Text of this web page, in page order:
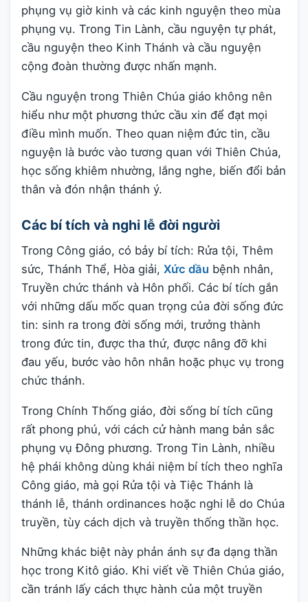
phụng vụ giờ kinh và các kinh nguyện theo mùa
phụng vụ. Trong Tin Lành, cầu nguyện tự phát,
cầu nguyện theo Kinh Thánh và cầu nguyện
cộng đoàn thường được nhấn mạnh.
Cầu nguyện trong Thiên Chúa giáo không nên
hiểu như một phương thức cầu xin để đạt mọi
điều mình muốn. Theo quan niệm đức tin, cầu
nguyện là bước vào tương quan với Thiên Chúa,
học sống khiêm nhường, lắng nghe, biến đổi bản
thân và đón nhận thánh ý.
Các bí tích và nghi lễ đời người
Trong Công giáo, có bảy bí tích: Rửa tội, Thêm
sức, Thánh Thể, Hòa giải, Xức dầu bệnh nhân,
Truyền chức thánh và Hôn phối. Các bí tích gắn
với những dấu mốc quan trọng của đời sống đức
tin: sinh ra trong đời sống mới, trưởng thành
trong đức tin, được tha thứ, được nâng đỡ khi
đau yếu, bước vào hôn nhân hoặc phục vụ trong
chức thánh.
Trong Chính Thống giáo, đời sống bí tích cũng
rất phong phú, với cách cử hành mang bản sắc
phụng vụ Đông phương. Trong Tin Lành, nhiều
hệ phái không dùng khái niệm bí tích theo nghĩa
Công giáo, mà gọi Rửa tội và Tiệc Thánh là
thánh lễ, thánh ordinances hoặc nghi lễ do Chúa
truyền, tùy cách dịch và truyền thống thần học.
Những khác biệt này phản ánh sự đa dạng thần
học trong Kitô giáo. Khi viết về Thiên Chúa giáo,
cần tránh lấy cách thực hành của một truyền